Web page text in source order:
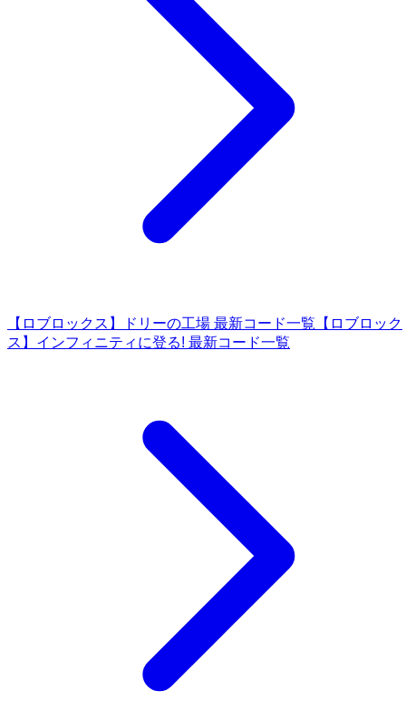
【ロブロックス】ドリーの工場 最新コード一覧 【ロブロック
ス】インフィニティに登る! 最新コード一覧